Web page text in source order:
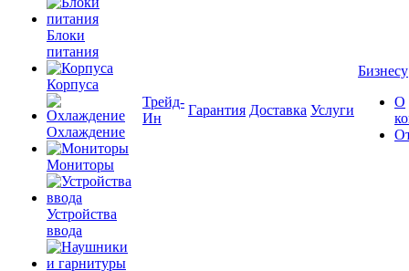
Блоки
питания
Корпуса
Охлаждение
Мониторы
Устройства
ввода
Трейд-
Ин
Гарантия Доставка Услуги
Бизнесу
О